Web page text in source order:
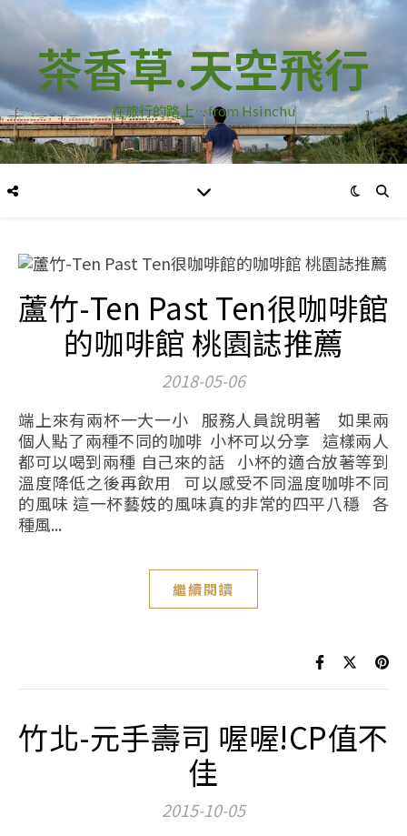
茶香草.天空飛行
在旅行的路上…from Hsinchu
蘆竹-Ten Past Ten很咖啡館
的咖啡館 桃園誌推薦
2018-05-06
端上來有兩杯一大一小 服務人員說明著 如果兩
個人點了兩種不同的咖啡 小杯可以分享 這樣兩人
都可以喝到兩種 自己來的話 小杯的適合放著等到
溫度降低之後再飲用 可以感受不同溫度咖啡不同
的風味 這一杯藝妓的風味真的非常的四平八穩 各
種風...
繼續閱讀
竹北-元手壽司 喔喔!CP值不
佳
2015-10-05